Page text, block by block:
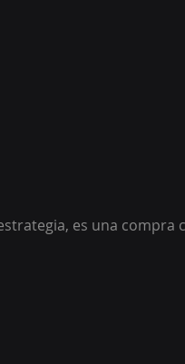
es una compra